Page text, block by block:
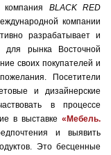
компания BLACK RED
компании
разрабатывает и
для рынка Восточной
своих покупателей и
Посетители
и дизайнерские
в процессе
в выставке «Мебель.
и выявить
Это бесценные